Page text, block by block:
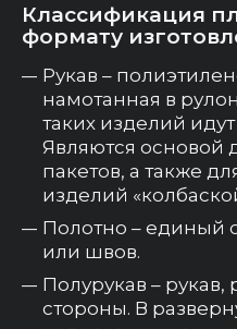
Классификация
формату
Рукав –
намотанная в
таких изделий
Являются основой
пакетов, а также
изделий
Полотно – единый
или швов.
Полурукав –
стороны. В